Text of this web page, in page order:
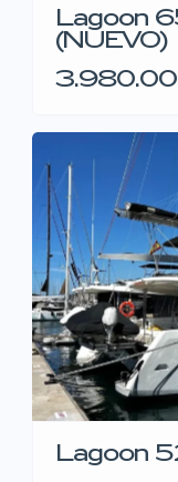
Lagoon
(NUEVO)
Lagoon